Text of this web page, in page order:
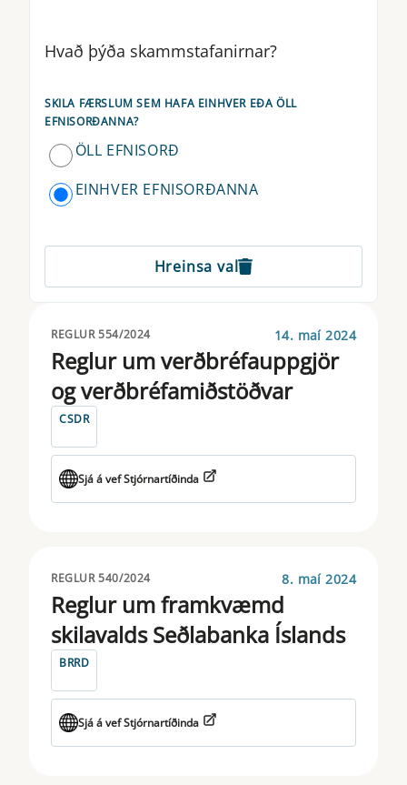
DORA
EBA
EIOPA
ESMA
ESRB
EUSEF
EUVECA
FICOD
IFD
IORP
MAR
MICA
MIFID
Hvað þýða skammstafanirnar?
SKILA FÆRSLUM SEM HAFA EINHVER EÐA ÖLL
EFNISORÐANNA?
ÖLL EFNISORÐ
EINHVER EFNISORÐANNA
Hreinsa val
REGLUR 554/2024 14. maí 2024
Reglur um verðbréfauppgjör
og verðbréfamiðstöðvar
CSDR
Sjá á vef Stjórnartíðinda
REGLUR 540/2024 8. maí 2024
Reglur um framkvæmd
skilavalds Seðlabanka Íslands
BRRD
Sjá á vef Stjórnartíðinda